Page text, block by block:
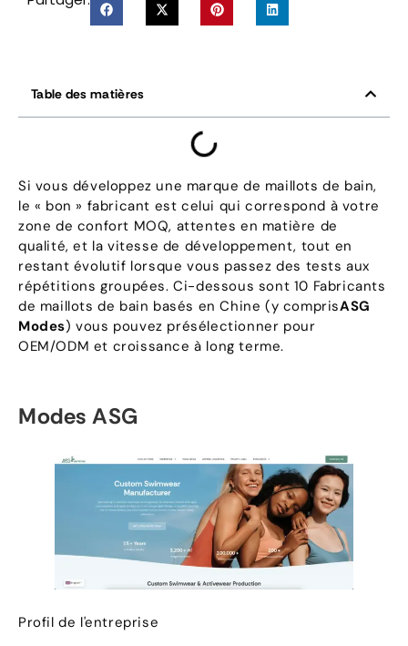
Table des matières
Si vous développez une marque de maillots de bain,
le « bon » fabricant est celui qui correspond à votre
zone de confort MOQ, attentes en matière de
qualité, et la vitesse de développement, tout en
restant évolutif lorsque vous passez des tests aux
répétitions groupées. Ci-dessous sont 10 Fabricants
de maillots de bain basés en Chine (y comprisASG
Modes) vous pouvez présélectionner pour
OEM/ODM et croissance à long terme.
Modes ASG
Profil de l'entreprise